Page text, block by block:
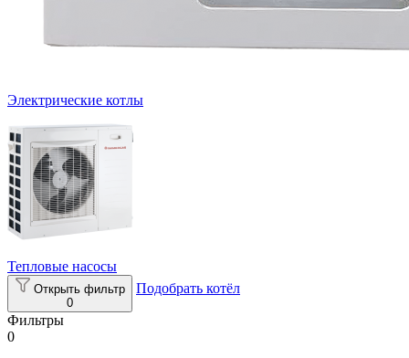
Электрические котлы
Тепловые насосы
Открыть фильтр
0
Подобрать котёл
Фильтры
0